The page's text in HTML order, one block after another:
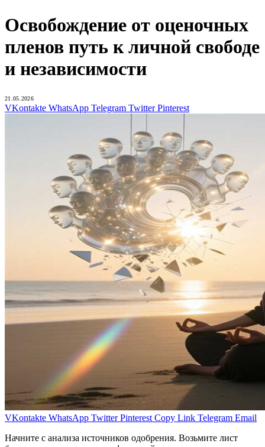
Освобождение от оценочных
пленов путь к личной свободе
и независимости
21.05.2026
VKontakte WhatsApp Telegram Twitter Pinterest
VKontakte WhatsApp Twitter Pinterest Copy Link Telegram Email
Начните с анализа источников одобрения. Возьмите лист